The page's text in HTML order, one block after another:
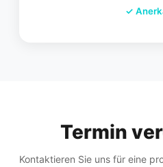
✓
Termin
Kontaktieren Sie uns für eine